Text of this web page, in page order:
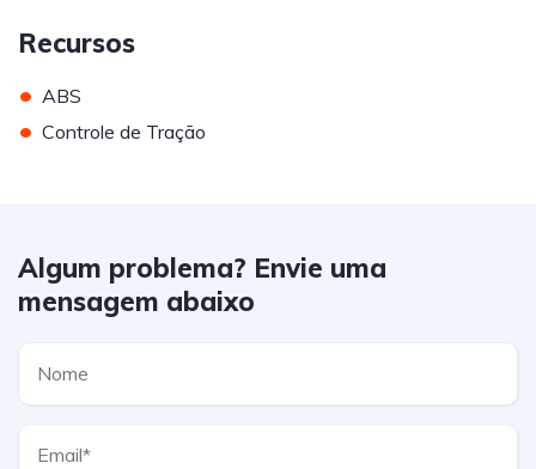
Recursos
• ABS
• Controle de Tração
Algum problema? Envie uma
mensagem abaixo